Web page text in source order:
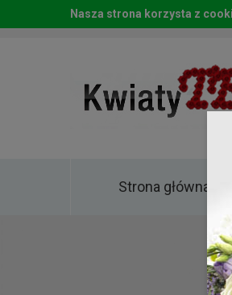
Strona główna
Nasza strona korzysta z